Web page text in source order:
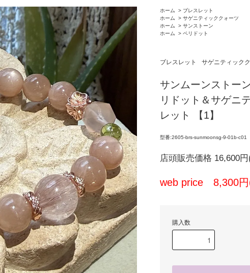
ホーム > ブレスレット
ホーム
> サゲニティッククォーツ
ホーム
> サンストーン
ホーム
> ペリドット
ブレスレット サゲニティック
サンムーンストー
リドット＆サゲニ
レット 【1】
型番:2605-brs-sunmoonsg-9-01b-c01
店頭販売価格 16,600
web price 8,300円
購入数